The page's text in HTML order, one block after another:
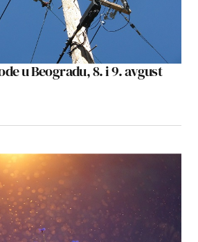
u Beogradu, 8. i 9. avgust